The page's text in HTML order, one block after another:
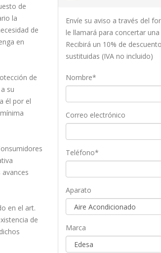
de
la
de
en
de
su
él por el
en el art.
de
Envíe su aviso a través del
le llamará para concertar
Recibirá un 10% de
sustituidas (IVA no incluido)
Nombre*
Correo electrónico
Teléfono*
Aparato
Marca